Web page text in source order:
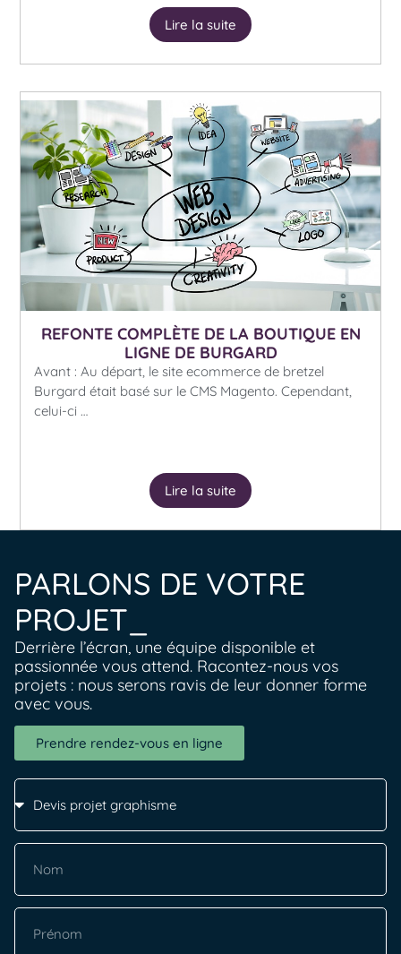
Lire la suite
REFONTE COMPLÈTE DE LA BOUTIQUE EN
LIGNE DE BURGARD
Avant : Au départ, le site ecommerce de bretzel
Burgard était basé sur le CMS Magento. Cependant,
celui-ci …
Lire la suite
PARLONS DE VOTRE
PROJET_
Derrière l’écran, une équipe disponible et
passionnée vous attend. Racontez-nous vos
projets : nous serons ravis de leur donner forme
avec vous.
Prendre rendez-vous en ligne